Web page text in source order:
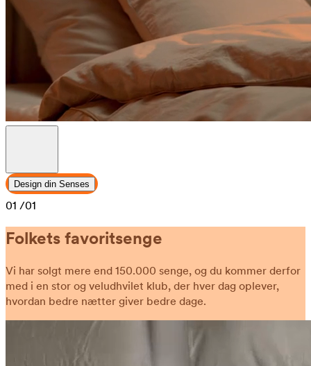
Design din Senses
01 /01
Folkets favoritsenge
Vi har solgt mere end 150.000 senge, og du kommer derfor
med i en stor og veludhvilet klub, der hver dag oplever,
hvordan bedre nætter giver bedre dage.